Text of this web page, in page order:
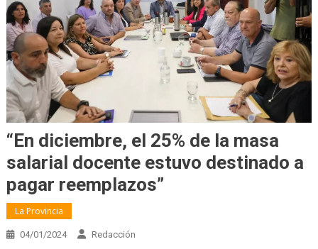
“En diciembre, el 25% de la masa
salarial docente estuvo destinado a
pagar reemplazos”
La Provincia
04/01/2024 Redacción